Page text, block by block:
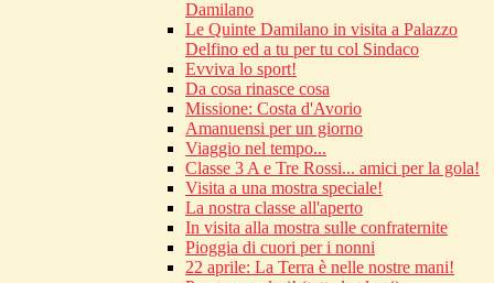
Damilano
Le Quinte Damilano in visita a Palazzo
Delfino ed a tu per tu col Sindaco
Evviva lo sport!
Da cosa rinasce cosa
Missione: Costa d'Avorio
Amanuensi per un giorno
Viaggio nel tempo...
Classe 3 A e Tre Rossi... amici per la gola!
Visita a una mostra speciale!
La nostra classe all'aperto
In visita alla mostra sulle confraternite
Pioggia di cuori per i nonni
22 aprile: La Terra è nelle nostre mani!